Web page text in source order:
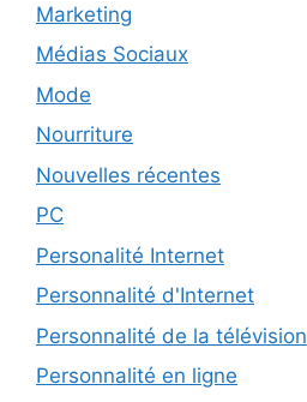
Marketing
Médias Sociaux
Mode
Nourriture
Nouvelles récentes
PC
Personalité Internet
Personnalité d'Internet
Personnalité de la télévision
Personnalité en ligne